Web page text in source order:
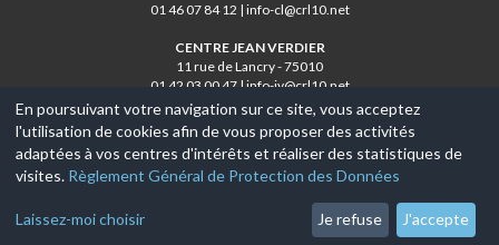
01 46 07 84 12 | info-cl@crl10.net
CENTRE JEAN VERDIER
11 rue de Lancry - 75010
01 42 03 00 47 | info-jv@crl10.net
© 2017-2026, Ce site est propulsé par Aniapps.fr
CGV
En poursuivant votre navigation sur ce site, vous acceptez
l'utilisation de cookies afin de vous proposer des activités
adaptées à vos centres d'intérêts et réaliser des statistiques de
visites. Règlement Général de Protection des Données
Laissez-moi choisir Je refuse J'accepte